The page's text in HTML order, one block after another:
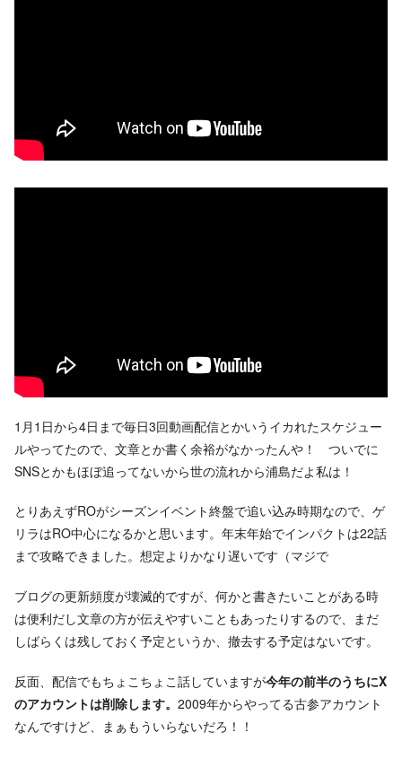
1月1日から4日まで毎日3回動画配信とかいうイカれたスケジュー
ルやってたので、文章とか書く余裕がなかったんや！ ついでに
SNSとかもほぼ追ってないから世の流れから浦島だよ私は！
とりあえずROがシーズンイベント終盤で追い込み時期なので、ゲ
リラはRO中心になるかと思います。年末年始でインパクトは22話
まで攻略できました。想定よりかなり遅いです（マジで
ブログの更新頻度が壊滅的ですが、何かと書きたいことがある時
は便利だし文章の方が伝えやすいこともあったりするので、まだ
しばらくは残しておく予定というか、撤去する予定はないです。
反面、配信でもちょこちょこ話していますが今年の前半のうちにX
のアカウントは削除します。 2009年からやってる古参アカウント
なんですけど、まぁもういらないだろ！！